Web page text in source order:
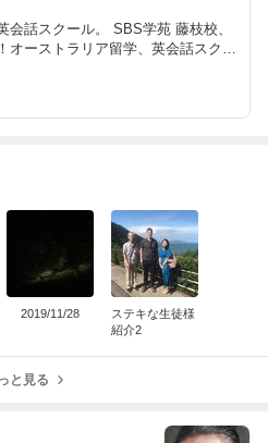
会話スクール。 SBS学苑 藤枝校、
ーストラリア留学、英会話スクー
話学習の支援をしていきます！
2019/11/28
ステキな生徒様
紹介2
と見る